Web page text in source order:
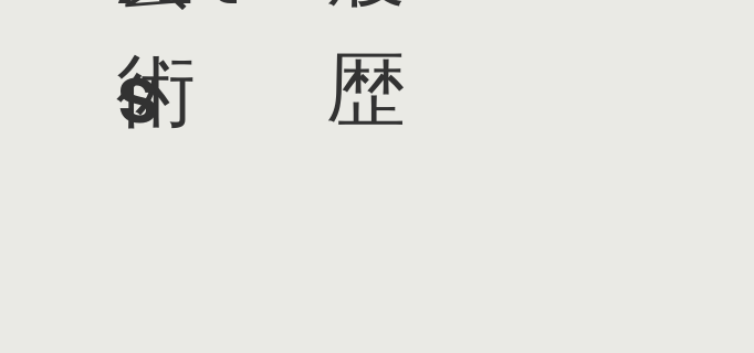
術
s
歴